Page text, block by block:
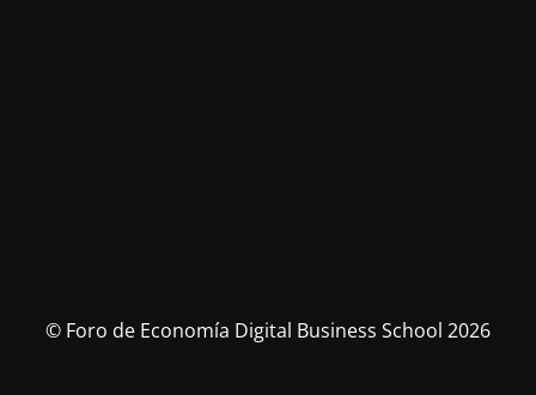
© Foro de Economía Digital Business School 2026